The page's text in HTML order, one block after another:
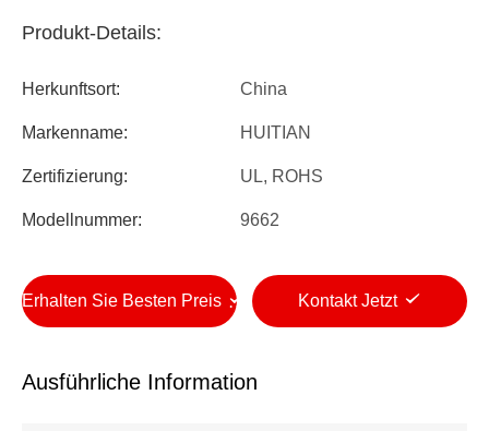
Produkt-Details:
Herkunftsort: China
Markenname: HUITIAN
Zertifizierung: UL, ROHS
Modellnummer: 9662
Erhalten Sie Besten Preis Kontakt Jetzt
Ausführliche Information